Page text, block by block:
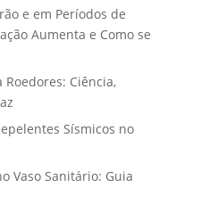
e em Períodos de
Aumenta e Como se
Ciência,
Sísmicos no
Vaso Sanitário: Guia